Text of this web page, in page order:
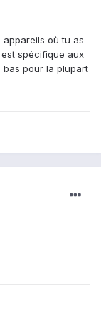
appareils où tu as
spécifique aux
bas pour la plupart